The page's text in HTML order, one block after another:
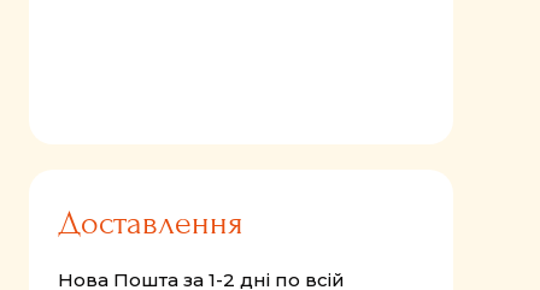
Нова Пошта за 1-2 дні по всій
Доставлення